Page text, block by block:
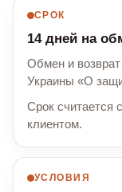
СРОК
14 дней на
Обмен и
Украины «О
Срок считается
клиентом.
УСЛОВИЯ